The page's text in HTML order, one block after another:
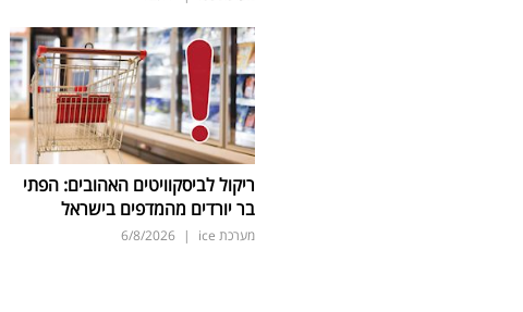
ריקול לביסקוויטים האהובים: הפתי
בר יורדים מהמדפים בישראל
מערכת ice |
6/8/2026